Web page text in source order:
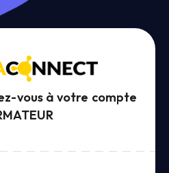
vous à votre compte